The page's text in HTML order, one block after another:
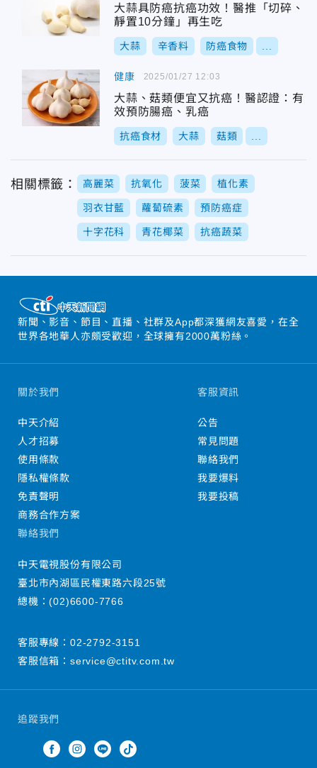
大蒜具防癌抗癌功效！醫推「切碎、
靜置10分鐘」再生吃
大蒜 辛香料 防癌食物
健康
大蒜、菇類便宜又抗癌！醫認證：有
效預防腸癌、乳癌
抗癌食材 大蒜 菇類
2025/01/27 12:03
相關標籤： 高麗菜 抗氧化 菠菜 植化素
羽衣甘藍 蘿蔔硫素 預防癌症
十字花科 青花椰菜 抗癌蔬菜
新聞、影音、節目、直播、社群及App都深獲網友喜愛，在全
世界各地華人亦頗受歡迎，全球擁有2000萬粉絲。
追蹤我們
關於我們
中天介紹
人才招募
使用條款
隱私權條款
免責聲明
商務合作方案
客服資訊
公告
常見問題
聯絡我們
我要爆料
我要投稿
聯絡我們
中天電視股份有限公司
臺北市內湖區民權東路六段25號
總機：(02)6600-7766
客服專線： 02-2792-3151
客服信箱： service@ctitv.com.tw